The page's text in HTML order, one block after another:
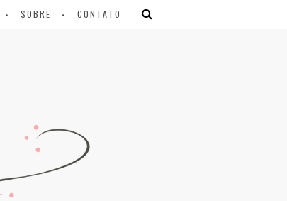
SOBRE CONTATO